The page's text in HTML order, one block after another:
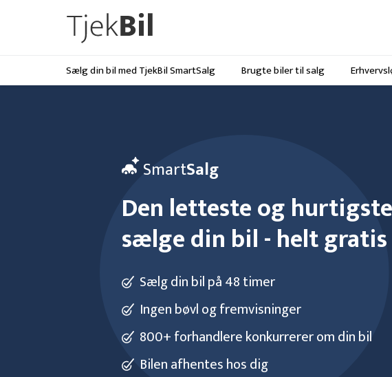
Sælg din bil med TjekBil SmartSalg Brugte biler til salg
SmartSalg
Den letteste og
sælge din bil - helt gratis
Sælg din bil på 48 timer
Ingen bøvl og fremvisninger
800+ forhandlere konkurrerer om din bil
Bilen afhentes hos dig